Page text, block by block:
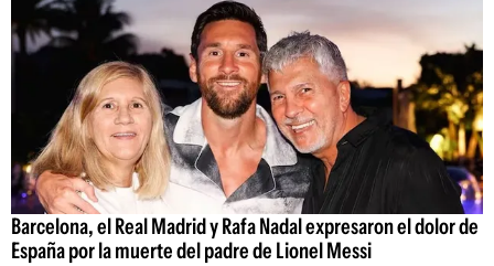
Barcelona, el Real Madrid y Rafa Nadal expresaron el dolor de
España por la muerte del padre de Lionel Messi